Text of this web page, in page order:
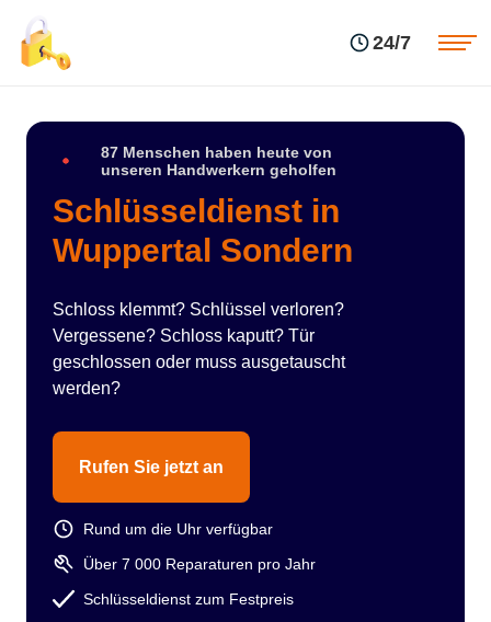
24/7
87 Menschen haben heute von
unseren Handwerkern geholfen
Schlüsseldienst in
Wuppertal Sondern
Schloss klemmt? Schlüssel verloren?
Vergessene? Schloss kaputt? Tür
geschlossen oder muss ausgetauscht
werden?
Rufen Sie jetzt an
Rund um die Uhr verfügbar
Über 7 000 Reparaturen pro Jahr
Schlüsseldienst zum Festpreis